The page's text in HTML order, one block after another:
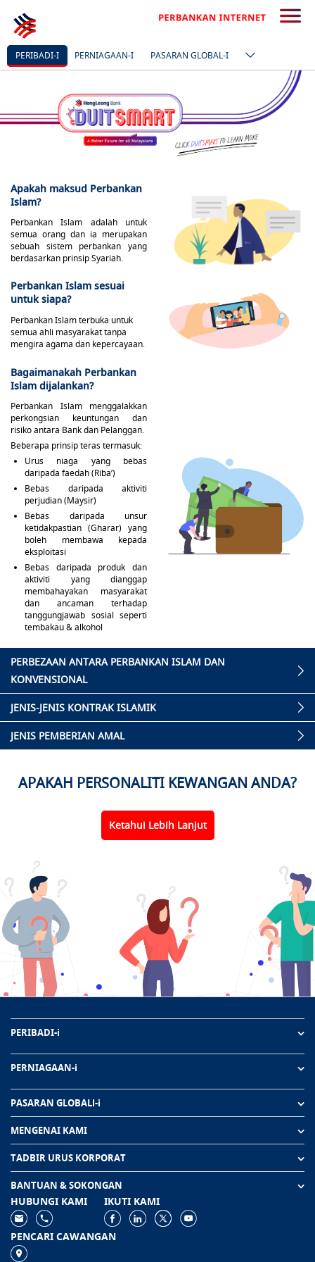
PERIBADI-I PERNIAGAAN-I PASARAN GLOBAL-I
Apakah maksud Perbankan
Islam?
Perbankan Islam adalah untuk
semua orang dan ia merupakan
sebuah sistem perbankan yang
berdasarkan prinsip Syariah.
Perbankan Islam sesuai
untuk siapa?
Perbankan Islam terbuka untuk
semua ahli masyarakat tanpa
mengira agama dan kepercayaan.
Bagaimanakah Perbankan
Islam dijalankan?
Perbankan Islam menggalakkan
perkongsian keuntungan dan
risiko antara Bank dan Pelanggan.
Beberapa prinsip teras termasuk:
Urus niaga yang bebas
daripada faedah (Riba’)
Bebas daripada aktiviti
perjudian (Maysir)
Bebas daripada unsur
ketidakpastian (Gharar) yang
boleh membawa kepada
eksploitasi
Bebas daripada produk dan
aktiviti yang dianggap
membahayakan masyarakat
dan ancaman terhadap
tanggungjawab sosial seperti
tembakau & alkohol
PERBEZAAN ANTARA PERBANKAN ISLAM DAN
KONVENSIONAL
JENIS-JENIS KONTRAK ISLAMIK
JENIS PEMBERIAN AMAL
APAKAH PERSONALITI KEWANGAN ANDA?
Ketahui Lebih Lanjut
PERIBADI-i
PERNIAGAAN-i
PASARAN GLOBALl-i
MENGENAI KAMI
TADBIR URUS KORPORAT
BANTUAN & SOKONGAN
HUBUNGI KAMI IKUTI KAMI
PENCARI CAWANGAN